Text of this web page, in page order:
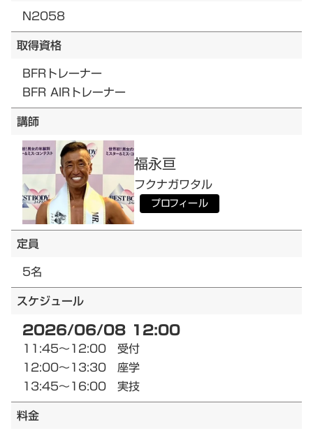
N2058
取得資格
BFRトレーナー
BFR AIRトレーナー
講師
福永亘
フクナガワタル
プロフィール
定員
5名
スケジュール
2026/06/08 12:00
11:45～12:00 受付
12:00～13:30 座学
13:45～16:00 実技
料金